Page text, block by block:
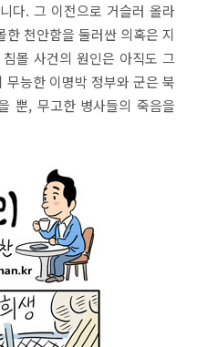
다. 그 이전으로 거슬러 올라
천안함을 둘러싼 의혹은 지
몰 사건의 원인은 아직도 그
무능한 이명박 정부와 군은 북
뿐, 무고한 병사들의 죽음을